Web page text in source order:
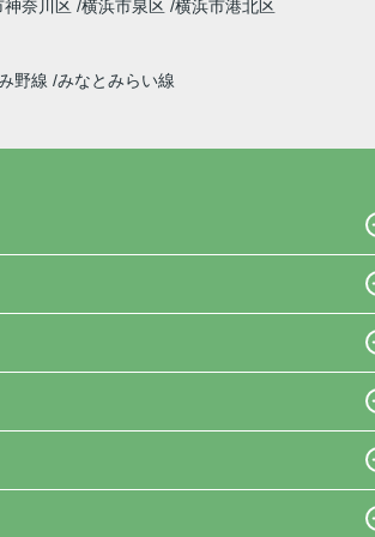
奈川区 横浜市泉区 横浜市港北区
野線 みなとみらい線